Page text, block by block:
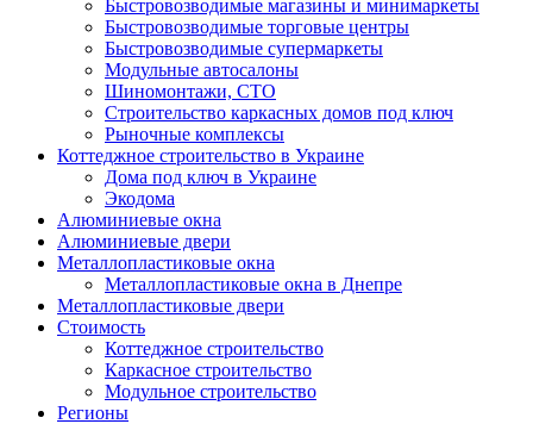
Быстровозводимые магазины и минимаркеты
Быстровозводимые торговые центры
Быстровозводимые супермаркеты
Модульные автосалоны
Шиномонтажи, СТО
Строительство каркасных домов под ключ
Рыночные комплексы
Коттеджное строительство в Украине
Дома под ключ в Украине
Экодома
Алюминиевые окна
Алюминиевые двери
Металлопластиковые окна
Металлопластиковые окна в Днепре
Металлопластиковые двери
Стоимость
Коттеджное строительство
Каркасное строительство
Модульное строительство
Регионы